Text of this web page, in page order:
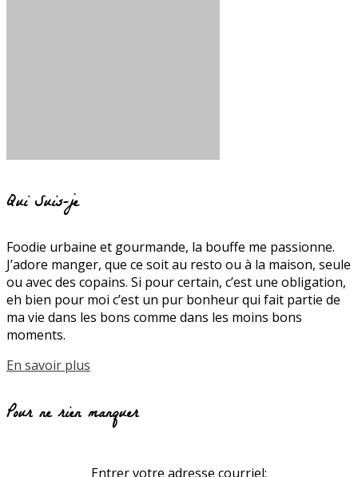
Qui Suis-je
Foodie urbaine et gourmande, la bouffe me passionne.
J’adore manger, que ce soit au resto ou à la maison, seule
ou avec des copains. Si pour certain, c’est une obligation,
eh bien pour moi c’est un pur bonheur qui fait partie de
ma vie dans les bons comme dans les moins bons
moments.
En savoir plus
Pour ne rien manquer
Entrer votre adresse courriel: